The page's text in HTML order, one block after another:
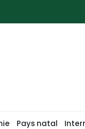
Pays natal